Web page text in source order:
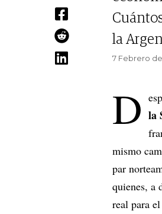
la
7 Febrero de
D la
mismo
par
quienes, a
real para